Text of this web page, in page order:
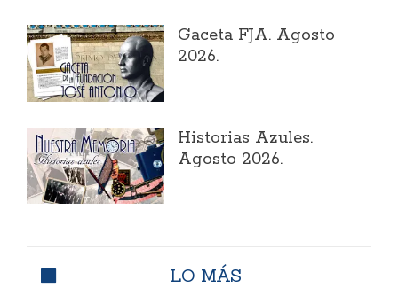
Gaceta FJA. Agosto
2026.
Historias Azules.
Agosto 2026.
LO MÁS